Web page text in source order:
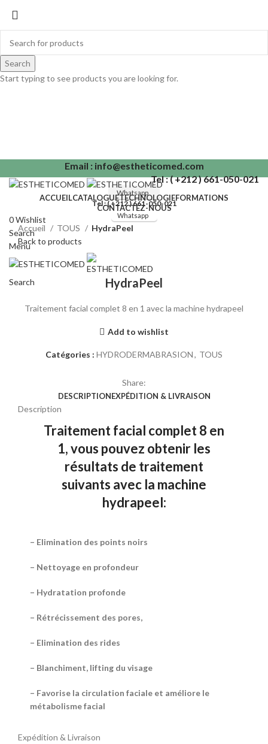
Email : info@estheticomed.com
Tel : ( +212 ) 661-050-021
Whatsapp
Tel : ( +212 ) 661-050-021
Whatsapp
ACCUEILCATALOGUETECHNOLOGIEFORMATIONS
CONTACTEZ-NOUS
0Wishlist
Search
Menu
Search
Accueil TOUS
HydraPeel
Back to products
Click to enlarge
HydraPeel
Traitement facial complet 8 en 1 avec la machine hydrapeel
Add to wishlist
Catégories : HYDRODERMABRASION, TOUS
Share:
DESCRIPTIONEXPÉDITION & LIVRAISON
Description
Traitement facial complet 8 en
1, vous pouvez obtenir les
résultats de traitement
suivants avec la machine
hydrapeel:
– Elimination des points noirs
– Nettoyage en profondeur
– Hydratation profonde
– Rétrécissement des pores,
– Elimination des rides
– Blanchiment, lifting du visage
– Favorise la circulation faciale et améliore le
métabolisme facial
Expédition & Livraison
Search
Start typing to see products you are looking for.